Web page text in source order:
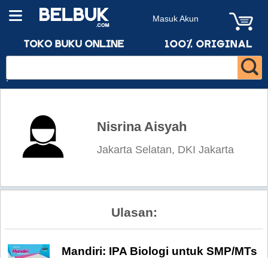
Masuk Akun
Nisrina Aisyah
Jakarta Selatan, DKI Jakarta
Ulasan:
Mandiri: IPA Biologi untuk SMP/MTs